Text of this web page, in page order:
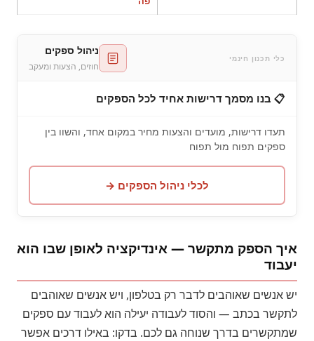
כלי תכנון חינמי
ניהול ספקים
חוזים, הצעות ומעקב
📋 בנו מסמך דרישות אחיד לכל הספקים
תעדו דרישות, מועדים והצעות מחיר במקום אחד, והשוו בין
ספקים תפוח מול תפוח
לכלי ניהול הספקים →
איך הספק מתקשר — אינדיקציה לאופן שבו הוא
יעבוד
יש אנשים שאוהבים לדבר רק בטלפון, ויש אנשים שאוהבים
לתקשר בכתב — והסוד לעבודה יעילה הוא לעבוד עם ספקים
שמתקשרים בדרך שנוחה גם לכם. בדקו: באילו דרכים אפשר